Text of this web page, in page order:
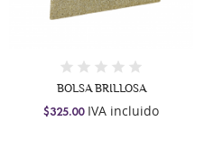
BOLSA BRILLOSA
$325.00IVA incluido